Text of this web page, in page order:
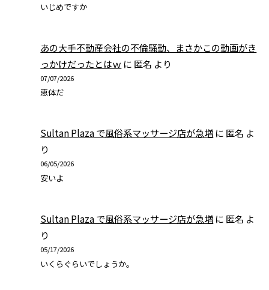
いじめですか
あの大手不動産会社の不倫騒動、まさかこの動画がき
っかけだったとはｗ に 匿名 より
07/07/2026
恵体だ
Sultan Plaza で風俗系マッサージ店が急増 に 匿名 よ
り
06/05/2026
安いよ
Sultan Plaza で風俗系マッサージ店が急増 に 匿名 よ
り
05/17/2026
いくらぐらいでしょうか。